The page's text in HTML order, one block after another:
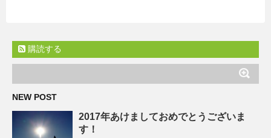
購読する
NEW POST
2017年あけましておめでとうございま
す！